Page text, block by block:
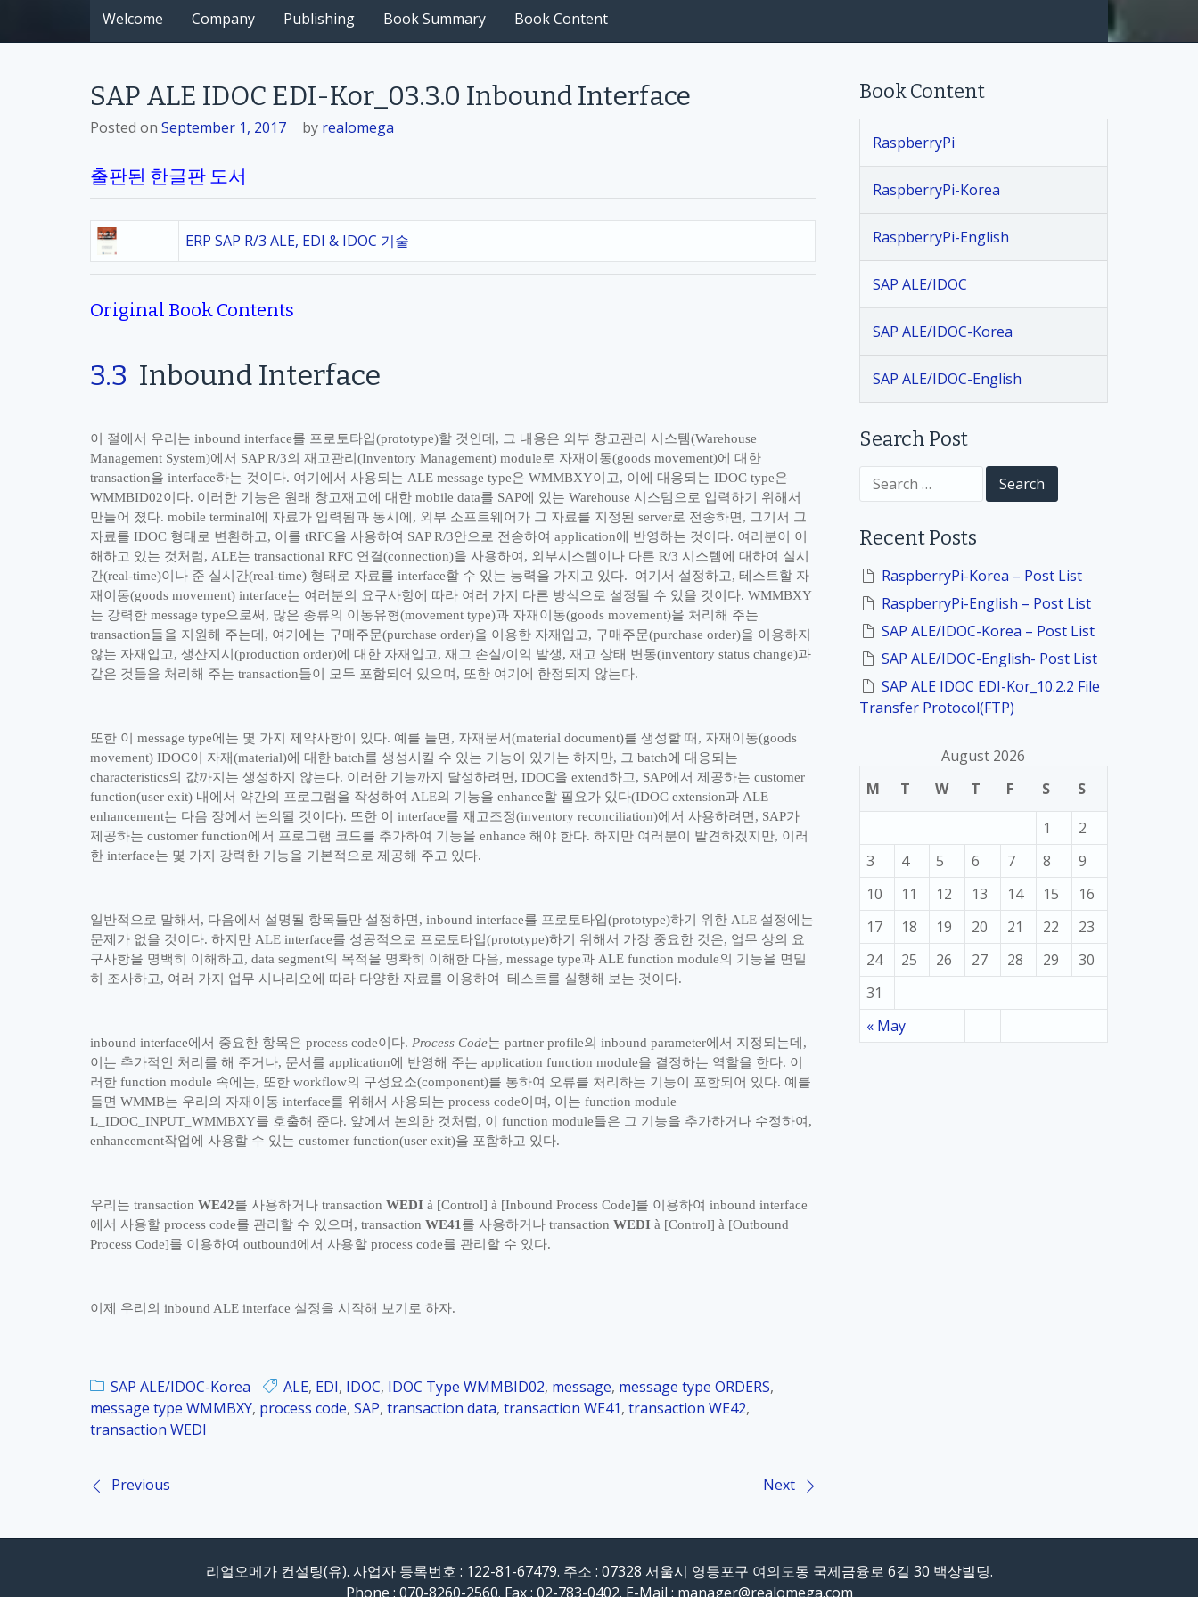
Welcome Company Publishing Book Summary Book Content
SAP ALE IDOC EDI-Kor_03.3.0 Inbound Interface
Posted on September 1, 2017 by realomega
출판된 한글판 도서
ERP SAP R/3 ALE, EDI & IDOC 기술
Original Book Contents
3.3 Inbound Interface
이 절에서 우리는 inbound interface를 프로토타입(prototype)할 것인데 , 그 내용은 외부 창고관리 시스템(Warehouse
Management System)에서 SAP R/3의 재고관리 (Inventory Management) module로 자재이동(goods movement)에 대한
transaction을 interface하는 것이다. 여기에서 사용되는 ALE message type은 WMMBXY이고, 이에 대응되는 IDOC type은
WMMBID02이다. 이러한 기능은 원래 창고재고에 대한 mobile data를 SAP에 있는 Warehouse 시스템으로 입력하기 위해서
만들어 졌다. mobile terminal에 자료가 입력됨과 동시에 , 외부 소프트웨어가 그 자료를 지정된 server로 전송하면 , 그기서 그
자료를 IDOC 형태로 변환하고, 이를 tRFC을 사용하여 SAP R/3안으로 전송하여 application에 반영하는 것이다. 여러분이 이
해하고 있는 것처럼, ALE는 transactional RFC 연결(connection)을 사용하여 , 외부시스템이나 다른 R/3 시스템에 대하여 실시
간(real-time)이나 준 실시간(real-time) 형태로 자료를 interface할 수 있는 능력을 가지고 있다. 여기서 설정하고, 테스트할 자
재이동(goods movement) interface는 여러분의 요구사항에 따라 여러 가지 다른 방식으로 설정될 수 있을 것이다. WMMBXY
는 강력한 message type으로써 , 많은 종류의 이동유형(movement type)과 자재이동(goods movement)을 처리해 주는
transaction들을 지원해 주는데 , 여기에는 구매주문(purchase order)을 이용한 자재입고, 구매주문(purchase order)을 이용하지
않는 자재입고, 생산지시 (production order)에 대한 자재입고, 재고 손실/이익 발생, 재고 상태 변동(inventory status change)과
같은 것들을 처리해 주는 transaction들이 모두 포함되어 있으며 , 또한 여기에 한정되지 않는다.
또한 이 message type에는 몇 가지 제약사항이 있다. 예를 들면 , 자재문서(material document)를 생성할 때 , 자재이동(goods
movement) IDOC이 자재(material)에 대한 batch를 생성시킬 수 있는 기능이 있기는 하지만, 그 batch에 대응되는
characteristics의 값까지는 생성하지 않는다. 이러한 기능까지 달성하려면 , IDOC을 extend하고, SAP에서 제공하는 customer
function(user exit) 내에서 약간의 프로그램을 작성하여 ALE의 기능을 enhance할 필요가 있다(IDOC extension과 ALE
enhancement는 다음 장에서 논의될 것이다). 또한 이 interface를 재고조정(inventory reconciliation)에서 사용하려면 , SAP가
제공하는 customer function에서 프로그램 코드를 추가하여 기능을 enhance 해야 한다. 하지만 여러분이 발견하겠지만, 이러
한 interface는 몇 가지 강력한 기능을 기본적으로 제공해 주고 있다.
일반적으로 말해서 , 다음에서 설명될 항목들만 설정하면 , inbound interface를 프로토타입(prototype)하기 위한 ALE 설정에는
문제가 없을 것이다. 하지만 ALE interface를 성공적으로 프로토타입(prototype)하기 위해서 가장 중요한 것은, 업무 상의 요
구사항을 명백히 이해하고, data segment의 목적을 명확히 이해한 다음, message type과 ALE function module의 기능을 면밀
히 조사하고, 여러 가지 업무 시나리오에 따라 다양한 자료를 이용하여 테스트를 실행해 보는 것이다.
inbound interface에서 중요한 항목은 process code이다. Process Code는 partner profile의 inbound parameter에서 지정되는데 ,
이는 추가적인 처리를 해 주거나, 문서를 application에 반영해 주는 application function module을 결정하는 역할을 한다. 이
러한 function module 속에는, 또한 workflow의 구성요소(component)를 통하여 오류를 처리하는 기능이 포함되어 있다. 예를
들면 WMMB는 우리의 자재이동 interface를 위해서 사용되는 process code이며 , 이는 function module
L_IDOC_INPUT_WMMBXY를 호출해 준다. 앞에서 논의한 것처럼, 이 function module들은 그 기능을 추가하거나 수정하여 ,
enhancement작업에 사용할 수 있는 customer function(user exit)을 포함하고 있다.
우리는 transaction WE42를 사용하거나 transaction WEDI à [Control] à [Inbound Process Code]를 이용하여 inbound interface
에서 사용할 process code를 관리할 수 있으며 , transaction WE41 를 사용하거나 transaction WEDI à [Control] à [Outbound
Process Code]를 이용하여 outbound에서 사용할 process code를 관리할 수 있다.
이제 우리의 inbound ALE interface 설정을 시작해 보기로 하자.
SAP ALE/IDOC-Korea ALE, EDI, IDOC, IDOC Type WMMBID02, message, message type ORDERS,
message type WMMBXY, process code, SAP, transaction data, transaction WE41, transaction WE42,
transaction WEDI
P
o
Previous Next
Book Content
RaspberryPi
RaspberryPi-Korea
RaspberryPi-English
SAP ALE/IDOC
SAP ALE/IDOC-Korea
SAP ALE/IDOC-English
Search Post
c
o
Recent Posts
RaspberryPi-Korea – Post List
RaspberryPi-English – Post List
SAP ALE/IDOC-Korea – Post List
SAP ALE/IDOC-English- Post List
SAP ALE IDOC EDI-Kor_10.2.2 File
Transfer Protocol(FTP)
August 2026
M
T W T F S S
« May
1
2
3
4 5 6 7 8
9
10
11 12 13 14 15
16
17
18 19 20 21 22
23
24
25 26 27 28 29
30
31
리얼오메가 컨설팅(유). 사업자 등록번호 : 122-81-67479. 주소 : 07328 서울시 영등포구 여의도동 국제금융로 6길 30 백상빌딩.
Phone : 070-8260-2560. Fax : 02-783-0402. E-Mail : manager@realomega.com